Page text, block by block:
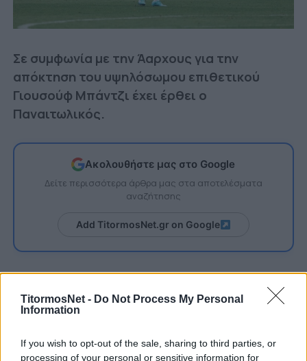
TitormosNet - Do Not Process My Personal
Information
If you wish to opt-out of the sale, sharing to third parties, or
processing of your personal or sensitive information for
Σε συμφωνία με την Άαρχους για την
απόκτηση του υψηλόσωμου επιθετικού
Γιουσούφ Μπάντζι έχει έρθει ο
Παναιτωλικός.
Ακολουθήστε μας στο Google
Δείτε περισσότερα άρθρα μας στα αποτελέσματα
αναζήτησης
Add TitormosNet.gr on Google
Ο 24χρονος επιθετικός θα ενταχθεί στην
ομάδα του Αγρινίου μέχρι το τέλος της σεζόν,
με εξάμηνο δανεισμό, όπως γνωστοποίησε
επίσημα η ομάδα της Δανίας. Εντός ημέρας
αναμένεται στο Αγρίνιο.